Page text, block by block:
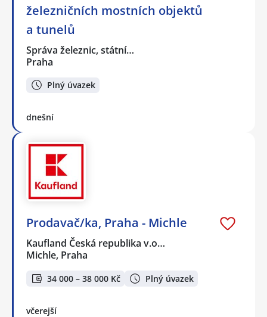
železničních mostních objektů
a tunelů
Správa železnic, státní…
Praha
Plný úvazek
dnešní
Prodavač/ka, Praha - Michle
Kaufland Česká republika v.o…
Michle, Praha
34 000 – 38 000 Kč Plný úvazek
včerejší